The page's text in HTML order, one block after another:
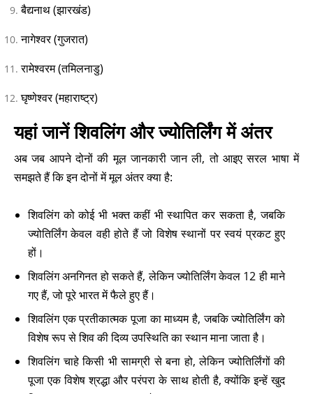
बैद्यनाथ (झारखंड)
नागेश्वर (गुजरात)
रामेश्वरम (तमिलनाडु)
घृष्णेश्वर (महाराष्ट्र)
यहां जानें शिवलिंग और ज्योतिर्लिंग में अंतर
अब जब आपने दोनों की मूल जानकारी जान ली, तो आइए सरल भाषा में
समझते हैं कि इन दोनों में मूल अंतर क्या है:
शिवलिंग को कोई भी भक्त कहीं भी स्थापित कर सकता है, जबकि
ज्योतिर्लिंग केवल वही होते हैं जो विशेष स्थानों पर स्वयं प्रकट हुए
हों।
शिवलिंग अनगिनत हो सकते हैं, लेकिन ज्योतिर्लिंग केवल 12 ही माने
गए हैं, जो पूरे भारत में फैले हुए हैं।
शिवलिंग एक प्रतीकात्मक पूजा का माध्यम है, जबकि ज्योतिर्लिंग को
विशेष रूप से शिव की दिव्य उपस्थिति का स्थान माना जाता है।
शिवलिंग चाहे किसी भी सामग्री से बना हो, लेकिन ज्योतिर्लिंगों की
पूजा एक विशेष श्रद्धा और परंपरा के साथ होती है, क्योंकि इन्हें खुद